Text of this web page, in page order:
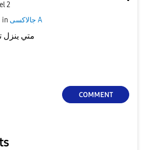
2
in جالاكسى A
متي ينزل
COMMENT